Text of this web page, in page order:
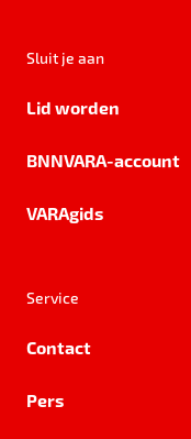
Sluit je aan
Lid worden
BNNVARA-account
VARAgids
Service
Contact
Pers